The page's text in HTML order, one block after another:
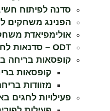
סדנה לפיתוח
הפנינג משחקים
אולימפיאדת
ODT – סדנאות לחברות וארגונים – הפנינג משחקי ענק
קופסאות בריחה
קופסאות
מזוודות
פעילויות לחגים